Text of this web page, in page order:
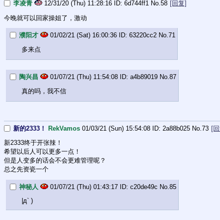
李凌青 12/31/20 (Thu) 11:28:16 6d744ff1 No.58 [回复]
今晚就可以回家操姐了，激动
濮阳才 01/02/21 (Sat) 16:00:36 63220cc2 No.71
多来点
陶兴昌 01/07/21 (Thu) 11:54:08 a4b89019 No.87
真的吗，我不信
新的2333！ RekVamos 01/03/21 (Sun) 15:54:08 2a88b025 No.73 [
新2333终于开张辣！
希望以后人可以更多一点！
但是人变多的话会不会更难管理呢？
总之先资瓷一个
神秘人 01/07/21 (Thu) 01:43:17 c20de49c No. 85
|д` )